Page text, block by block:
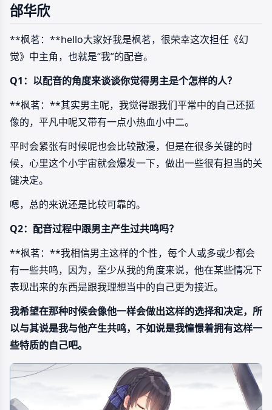
邰华欣
**枫茗：**hello大家好我是枫茗，很荣幸这次担任《幻
觉》中主角，也就是“我”的配音。
Q1：以配音的角度来谈谈你觉得男主是个怎样的人？
**枫茗：**其实男主呢，我觉得跟我们平常中的自己还挺
像的，平凡中呢又带有一点小热血小中二。
平时会紧张有时候呢也会比较散漫，但是在很多关键的时
候，心里这个小宇宙就会爆发一下，做出一些很有担当的关
键决定。
嗯，总的来说还是比较可靠的。
Q2：配音过程中跟男主产生过共鸣吗？
**枫茗：**我相信男主这样的个性，每个人或多或少都会
有一些共鸣，因为，至少从我的角度来说，他在某些情况下
表现出来的东西是跟我理想当中的自己更为接近。
我希望在那种时候会像他一样会做出这样的选择和决定，所
以与其说是我与他产生共鸣，不如说是我憧憬着拥有这样一
些特质的自己吧。